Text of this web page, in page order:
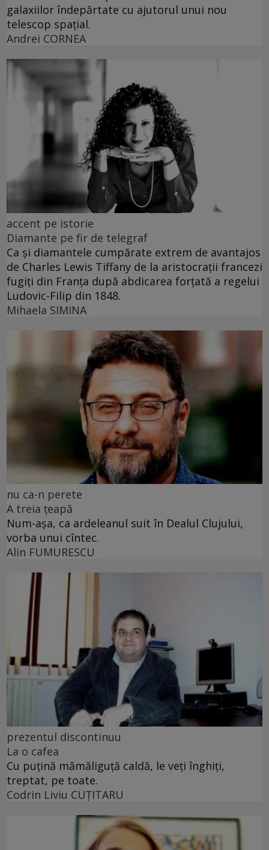
galaxiilor îndepărtate cu ajutorul unui nou
telescop spațial.
Andrei CORNEA
accent pe istorie
Diamante pe fir de telegraf
Ca și diamantele cumpărate extrem de avantajos
de Charles Lewis Tiffany de la aristocrații francezi
fugiți din Franța după abdicarea forțată a regelui
Ludovic-Filip din 1848.
Mihaela SIMINA
nu ca-n perete
A treia țeapă
Num-așa, ca ardeleanul suit în Dealul Clujului,
vorba unui cîntec.
Alin FUMURESCU
prezentul discontinuu
La o cafea
Cu puţină mămăliguţă caldă, le veţi înghiţi,
treptat, pe toate.
Codrin Liviu CUŢITARU